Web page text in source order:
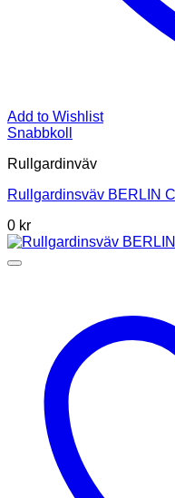
Add to Wishlist
Snabbkoll
Rullgardinväv
Rullgardinsväv BERLIN
0 kr